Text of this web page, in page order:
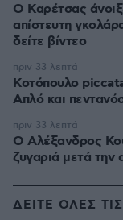
Ο Καρέτσας
απίστευτη
δείτε βίντεο
Κοτόπουλο
Απλό και
πριν 33 λεπτά
Ο Αλέξανδρος
ζυγαριά μετά την
πριν 33 λεπτά
ΔΕΙΤΕ ΟΛΕΣ